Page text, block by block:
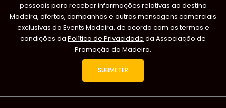
pessoais para receber informações relativas ao destino
Madeira, ofertas, campanhas e outras mensagens comerciais
exclusivas do Events Madeira, de acordo com os termos e
condições da Política de Privacidade da Associação de
Promoção da Madeira.